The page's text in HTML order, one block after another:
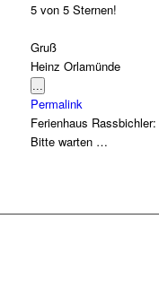
5 von 5 Sternen!
Gruß
Heinz Orlamünde
...
Metabox
ein-/ausblenden.
Permalink
Ferienhaus Rassbichler:
Bitte warten …